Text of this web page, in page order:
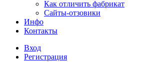
Как отличить фабрикат
Сайты-отзовики
Инфо
Контакты
Вход
Регистрация